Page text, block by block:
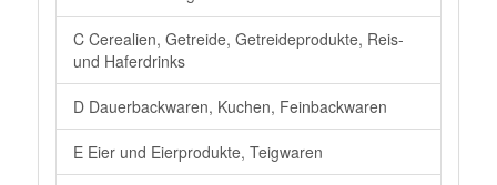
C Cerealien, Getreide, Getreideprodukte, Reis-
und Haferdrinks
D Dauerbackwaren, Kuchen, Feinbackwaren
E Eier und Eierprodukte, Teigwaren